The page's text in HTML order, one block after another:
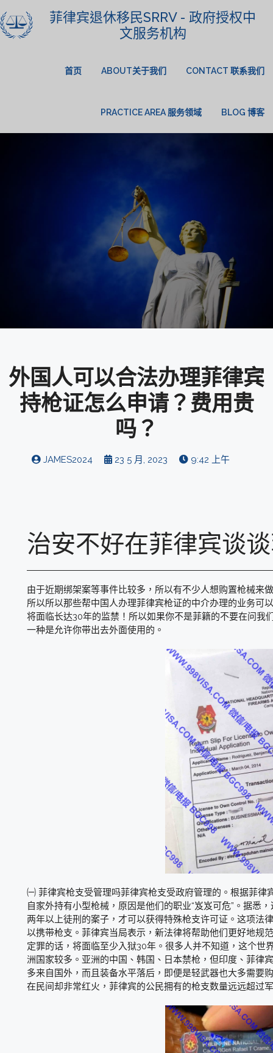
菲律宾退休移民SRRV - 政府授权中
文服务机构
首页 ABOUT关于我们 CONTACT 联系我们
PRACTICE AREA 服务领域 BLOG 博客
外国人可以合法办理菲律宾
持枪证怎么申请？费用贵
吗？
JAMES2024 23 5 月, 2023 9:42 上午
治安不好在菲律宾谈
由于近期绑架案等事件比较多，所以有不少人想购置枪械来
所以所以那些帮中国人办理菲律宾枪证的中介办理的业务可
将面临长达30年的监禁！所以如果你不是菲籍的不要在问
一种是允许你带出去外面使用的。
㈠ 菲律宾枪支受管理吗菲律宾枪支受政府管理的。根据菲
自家外持有小型枪械，原因是他们的职业“岌岌可危”。据悉
两年以上徒刑的案子，才可以获得特殊枪支许可证。这项法
以携带枪支。菲律宾当局表示，新法律将帮助他们更好地规
定罪的话，将面临至少入狱30年。很多人并不知道，这个
洲国家较多。亚洲的中国、韩国、日本禁枪，但印度、菲律
多来自国外，而且装备水平落后，即便是轻武器也大多需要
在民间却非常红火，菲律宾的公民拥有的枪支数量远远超过